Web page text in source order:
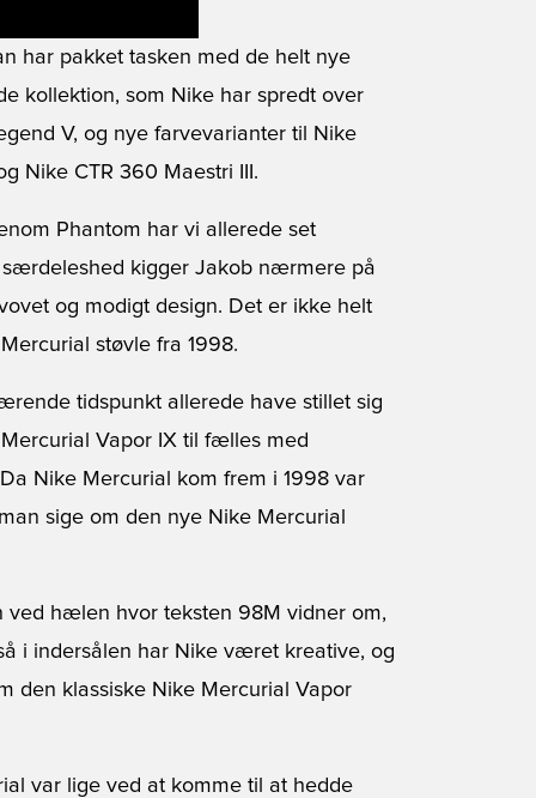
har pakket tasken med de helt nye
kollektion, som Nike har spredt over
V, og nye farvevarianter til Nike
Nike CTR 360 Maestri III.
Phantom har vi allerede set
kigger Jakob nærmere på
og modigt design. Det er ikke helt
støvle fra 1998.
tidspunkt allerede have stillet sig
Vapor IX til fælles med
Nike Mercurial kom frem i 1998 var
sige om den nye Nike Mercurial
ved hælen hvor teksten 98M vidner om,
i indersålen har Nike været kreative, og
den klassiske Nike Mercurial Vapor
var lige ved at komme til at hedde